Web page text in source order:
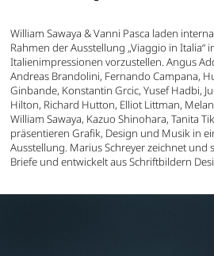
William Sawaya & Vanni Pasca laden
Rahmen der Ausstellung „Viaggio in Italia“
Italienimpressionen vorzustellen. Angus
Andreas Brandolini, Fernando Campana,
Ginbande, Konstantin Grcic, Yusef Hadbi,
Hilton, Richard Hutton, Elliot Littman,
William Sawaya, Kazuo Shinohara, Tanita
präsentieren Grafik, Design und Musik in
Ausstellung. Marius Schreyer zeichnet und
Briefe und entwickelt aus Schriftbildern